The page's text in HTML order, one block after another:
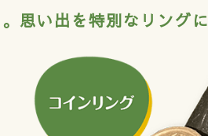
思い出を特別なリングに